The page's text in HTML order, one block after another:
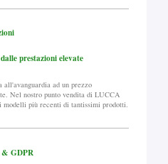
prestazioni elevate
all'avanguardia ad un prezzo
Nel nostro punto vendita di LUCCA
modelli più recenti di tantissimi prodotti.
GDPR